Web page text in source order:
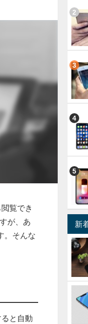
覧でき
が、あ
。そんな
と自動
新